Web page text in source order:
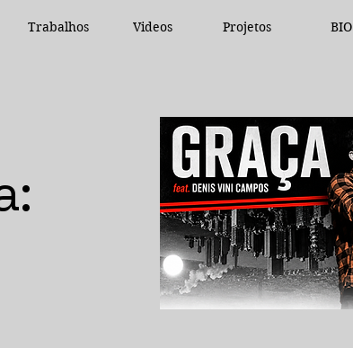
Trabalhos Videos Projetos BIO